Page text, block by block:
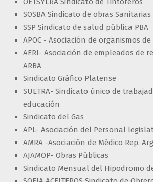
SOSBA Sindicato de obras Sanitarias
SSP Sindicato de salud pública PBA
APOC - Asociación de organismos
AERI- Asociación de empleados de
ARBA
Sindicato Gráfico Platense
SUETRA- Sindicato único de
educación
Sindicato del Gas
APL- Asociación del Personal
AMRA -Asociación de Médico Rep.
AJAMOP- Obras Públicas
Sindicato Mensual del Hipodromo